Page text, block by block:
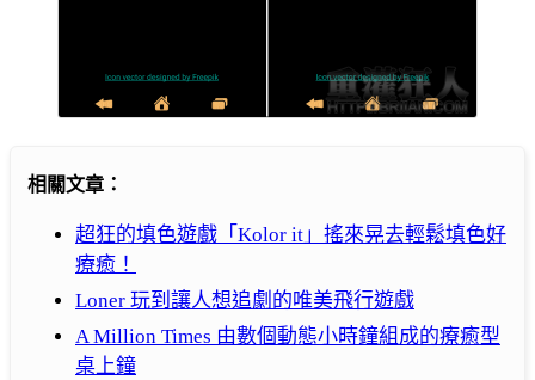
相關文章：
超狂的填色遊戲「Kolor it」搖來晃去輕鬆填色好
療癒！
Loner 玩到讓人想追劇的唯美飛行遊戲
A Million Times 由數個動態小時鐘組成的療癒型
桌上鐘